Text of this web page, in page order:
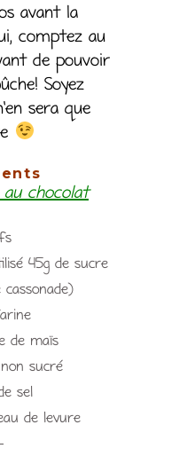
avant la
comptez au
de pouvoir
Soyez
sera que
au chocolat
45g de sucre
de maïs
sucré
sel
de levure